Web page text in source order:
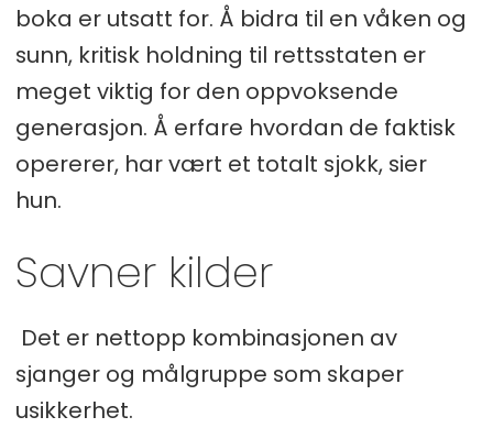
boka er utsatt for. Å bidra til en våken og
sunn, kritisk holdning til rettsstaten er
meget viktig for den oppvoksende
generasjon. Å erfare hvordan de faktisk
opererer, har vært et totalt sjokk, sier
hun.
Savner kilder
Det er nettopp kombinasjonen av
sjanger og målgruppe som skaper
usikkerhet.